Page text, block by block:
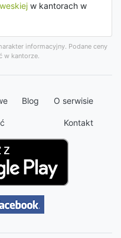
w kantorach w
informacyjny. Podane ceny
w kantorze.
Blog O serwisie
Kontakt